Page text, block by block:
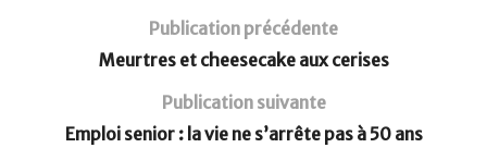
Publication précédente
Meurtres et cheesecake aux cerises
Publication suivante
Emploi senior : la vie ne s’arrête pas à 50 ans